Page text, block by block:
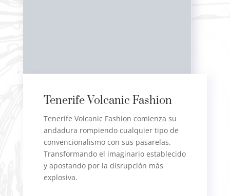
Tenerife Volcanic Fashion
Tenerife Volcanic Fashion comienza su
andadura rompiendo cualquier tipo de
convencionalismo con sus pasarelas.
Transformando el imaginario establecido
y apostando por la disrupción más
explosiva.